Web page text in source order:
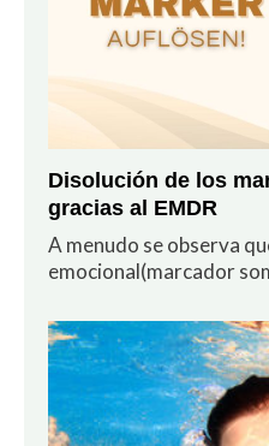
Disolución de los
gracias al EMDR
A menudo se observa
emocional(marcador